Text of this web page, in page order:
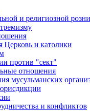
и религиозной
Церковь и католики
против "сект"
отношения
мусульманских
и конфликтов